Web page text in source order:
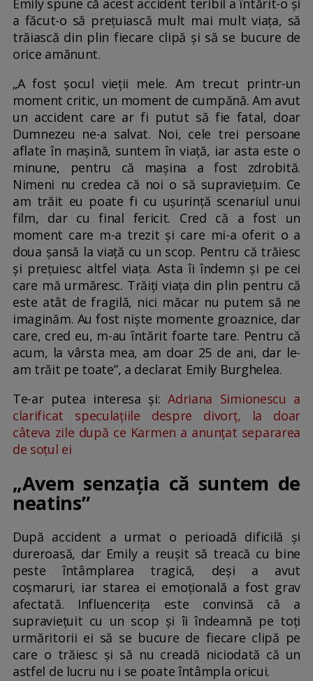
Emily spune că acest accident teribil a întărit-o și
a făcut-o să prețuiască mult mai mult viața, să
trăiască din plin fiecare clipă și să se bucure de
orice amănunt.
„A fost șocul vieții mele. Am trecut printr-un
moment critic, un moment de cumpănă. Am avut
un accident care ar fi putut să fie fatal, doar
Dumnezeu ne-a salvat. Noi, cele trei persoane
aflate în mașină, suntem în viață, iar asta este o
minune, pentru că mașina a fost zdrobită.
Nimeni nu credea că noi o să supraviețuim. Ce
am trăit eu poate fi cu ușurință scenariul unui
film, dar cu final fericit. Cred că a fost un
moment care m-a trezit și care mi-a oferit o a
doua șansă la viață cu un scop. Pentru că trăiesc
și prețuiesc altfel viața. Asta îi îndemn și pe cei
care mă urmăresc. Trăiți viața din plin pentru că
este atât de fragilă, nici măcar nu putem să ne
imaginăm. Au fost niște momente groaznice, dar
care, cred eu, m-au întărit foarte tare. Pentru că
acum, la vârsta mea, am doar 25 de ani, dar le-
am trăit pe toate”, a declarat Emily Burghelea.
Te-ar putea interesa și:Adriana Simionescu a
clarificat speculațiile despre divorț, la doar
câteva zile după ce Karmen a anunțat separarea
de soțul ei
„Avem senzația că suntem de
neatins”
După accident a urmat o perioadă dificilă și
dureroasă, dar Emily a reușit să treacă cu bine
peste întâmplarea tragică, deși a avut
coșmaruri, iar starea ei emoțională a fost grav
afectată. Influencerița este convinsă că a
supraviețuit cu un scop și îi îndeamnă pe toți
urmăritorii ei să se bucure de fiecare clipă pe
care o trăiesc și să nu creadă niciodată că un
astfel de lucru nu i se poate întâmpla oricui.